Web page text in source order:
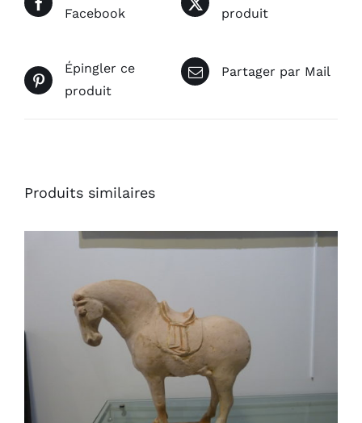
Facebook
produit
Épingler ce
produit
Partager par Mail
Produits similaires
AJOUTER AU PANIER